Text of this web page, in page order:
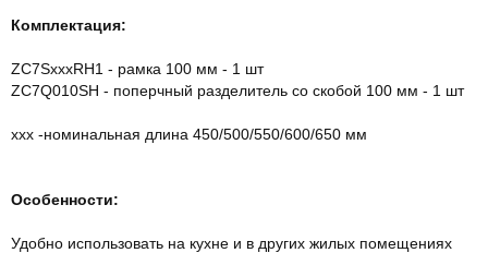
Комплектация:
ZC7SхххRH1 - рамка 100 мм - 1 шт
ZC7Q010SH - поперчный разделитель со скобой 100 мм - 1 шт
ххх -номинальная длина 450/500/550/600/650 мм
Особенности:
Удобно использовать на кухне и в других жилых помещениях